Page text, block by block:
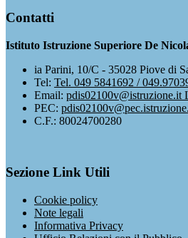
Contatti
Istituto Istruzione Superiore De
ia Parini, 10/C - 35028 Piove di
Tel: Tel. 049 5841692 /
Email: pdis02100v@istruzione.it
PEC:
C.F.: 80024700280
Sezione Link Utili
Cookie policy
Note legali
Informativa Privacy